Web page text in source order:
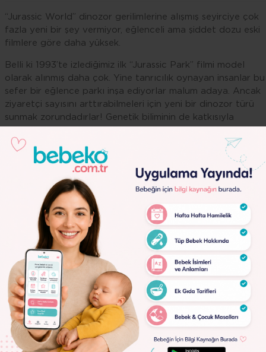
Lorem
Ipsum
Dolor
Lorem
Ipsum
Dolor
“Jurassic World” dinozor gerilimlerine alışmış seyirciye çok
fazla yeni bir şey vermiyor, eğlenceli ama şiddet dozu eski
filmlere göre daha yüksek.
Belli ki 1993’te izlediğimiz ilk “Jurassic Park” filmi model
olarak alınmış daha çok. Yine tanrıcılık oynayan insanlar bu
sefer bir eğlence parkı inşa ediyorlar malum adaya. Ancak
ziyaretçi sayısını arttırabilmeleri için yeni bir dinozor türü
sunmak zorundadırlar! Genetik biliminin de katkısıyla
genlerinden oluşturulduğu için farklı özellikleri olan bu
yaratık, parkın içinde serbest kalınca büyük panik başlar.
paniğin ortasında yine ailesi dağılmak üzere olan iki çocuk
ve onları korumaya çalışan ve filmin sürekli aile olmaya
zorladığı bekar ‘işkolik’ teyzeleri ile filmin kahraman erkeğini
takip ederiz. Kötüler tarafında ise bitmek bilmeyen insan
hırslarının temsilcileri bulunuyor. Bir tanesi dinozorları
militarist amaçlar için kullanmayı planlayan bir şirket
temsilcisi, diğeri ilk filmde de gördüğümüz Çinli genetik
bilimci, sonuncusu da tema parkının yeni Hintli sahibi...
Bebeko Editör
Yazarın Profili ve Tüm Yazıları
Uzman Görüşü İçin Konu Öner